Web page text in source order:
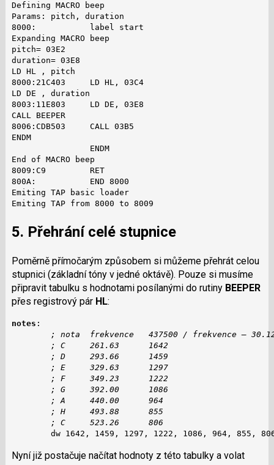
Defining MACRO beep
Params: pitch, duration
8000:           label start
Expanding MACRO beep
pitch= 03E2
duration= 03E8
LD HL , pitch
8000:21C403     LD HL, 03C4
LD DE , duration
8003:11E803     LD DE, 03E8
CALL BEEPER
8006:CDB503     CALL 03B5
ENDM
                ENDM
End of MACRO beep
8009:C9         RET
800A:           END 8000
Emiting TAP basic loader
Emiting TAP from 8000 to 8009
5. Přehrání celé stupnice
Poměrně přímočarým způsobem si můžeme přehrát celou
stupnici (základní tóny v jedné oktávě). Pouze si musíme
připravit tabulku s hodnotami posílanými do rutiny BEEPER
přes registrový pár HL:
notes :
; nota  frekvence   437500 / frekvence –
; C     261.63      1642
; D     293.66      1459
; E     329.63      1297
; F     349.23      1222
; G     392.00      1086
; A     440.00      964
; H     493.88      855
; C     523.26      806
dw 1642, 1459, 1297, 1222, 1086, 964, 855,
Nyní již postačuje načítat hodnoty z této tabulky a volat